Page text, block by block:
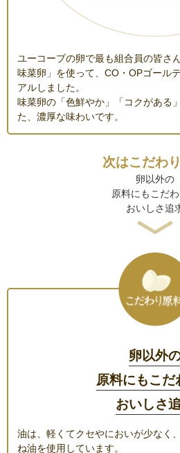
ユーコープの卵で最も組合員の皆さ
味菜卵」を使って、CO・OPゴール
アルしました。
味菜卵の「色鮮やか」「コクがある
た、濃厚な味わいです。
次はこだわ
卵以外の
原料にもこだわ
おいしさ追
卵以外
原料にもこだ
おいしさ
油は、軽くてクセやにおいが少なく
ね油を使用しています。